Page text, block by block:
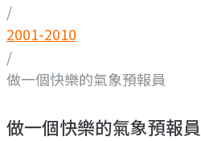
/
2001-2010
/
做一個快樂的氣象預報員
做一個快樂的氣象預報員